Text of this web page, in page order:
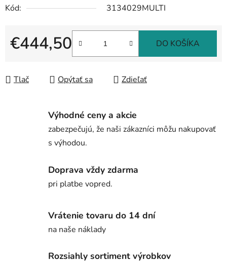
Kód:
3134029MULTI
€444,50 DO KOŠÍKA
Tlač Opýtať sa Zdieľať
Výhodné ceny a akcie
zabezpečujú, že naši zákazníci môžu nakupovať
s výhodou.
Doprava vždy zdarma
pri platbe vopred.
Vrátenie tovaru do 14 dní
na naše náklady
Rozsiahly sortiment výrobkov